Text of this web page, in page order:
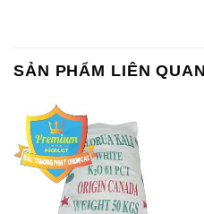
SẢN PHẨM LIÊN QUAN